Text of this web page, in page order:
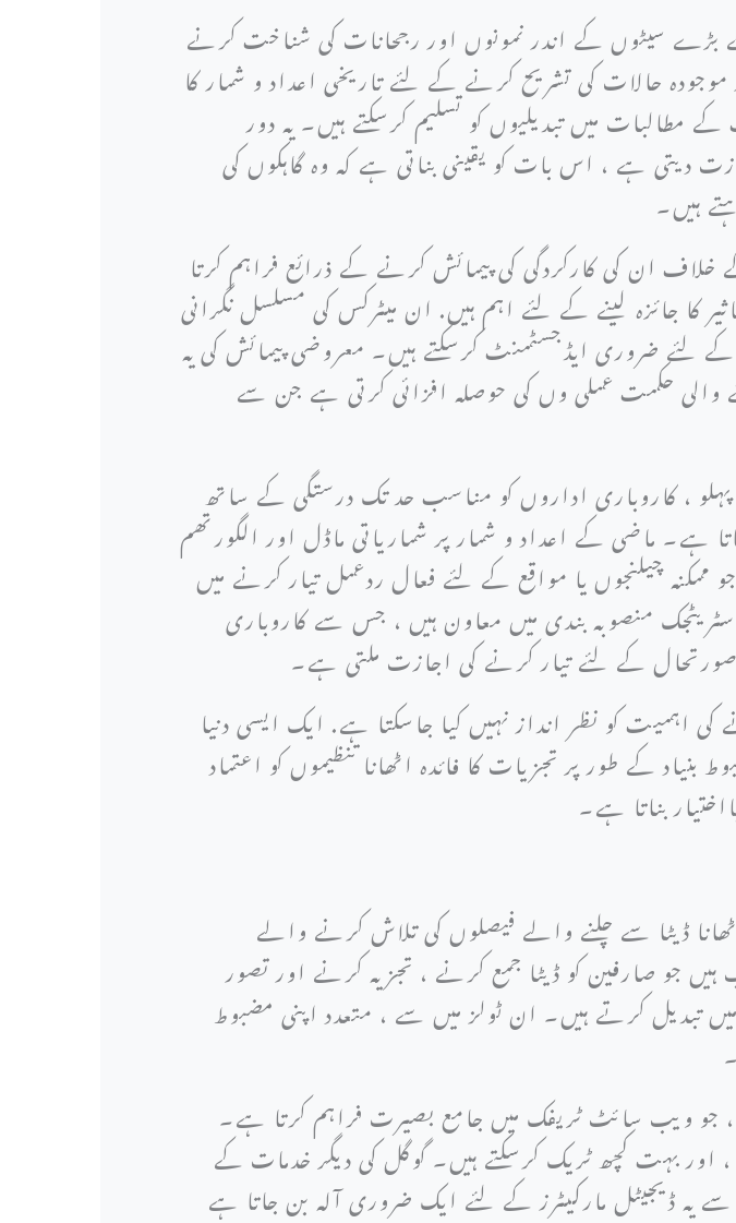
بڑے سیٹوں کے اندر نمونوں اور رجحانات کی شناخت کرنے
حالات کی تشریح کرنے کے لئے تاریخی اعداد و شمار کا
میں تبدیلیوں کو تسلیم کرسکتے ہیں۔ یہ دور
دیتی ہے ، اس بات کو یقینی بناتی ہے کہ وہ گاہکوں کی
ہیں۔
ان کی کارکردگی کی پیمائش کرنے کے ذرائع فراہم کرتا
کا جائزہ لینے کے لئے اہم ہیں. ان میٹرکس کی مسلسل نگرانی
لئے ضروری ایڈجسٹمنٹ کرسکتے ہیں۔ معروضی پیمائش کی یہ
والی حکمت عملی وں کی حوصلہ افزائی کرتی ہے جن سے
، کاروباری اداروں کو مناسب حد تک درستگی کے ساتھ
ہے۔ ماضی کے اعداد و شمار پر شماریاتی ماڈل اور الگورتھم
چیلنجوں یا مواقع کے لئے فعال ردعمل تیار کرنے میں
منصوبہ بندی میں معاون ہیں ، جس سے کاروباری
صورتحال کے لئے تیار کرنے کی اجازت ملتی ہے۔
کی اہمیت کو نظر انداز نہیں کیا جاسکتا ہے. ایک ایسی دنیا
کے طور پر تجزیات کا فائدہ اٹھانا تنظیموں کو اعتماد
بناتا ہے۔
ڈیٹا سے چلنے والے فیصلوں کی تلاش کرنے والے
جو صارفین کو ڈیٹا جمع کرنے ، تجزیہ کرنے اور تصور
تبدیل کرتے ہیں۔ ان ٹولز میں سے ، متعدد اپنی مضبوط
جو ویب سائٹ ٹریفک میں جامع بصیرت فراہم کرتا ہے۔
بہت کچھ ٹریک کرسکتے ہیں۔ گوگل کی دیگر خدمات کے
ڈیجیٹل مارکیٹرز کے لئے ایک ضروری آلہ بن جاتا ہے